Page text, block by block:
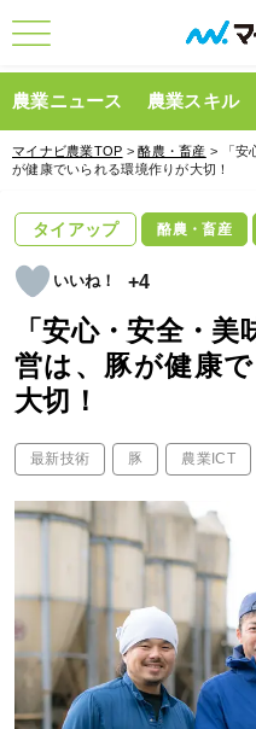
農業ニュース 農業スキル
マイナビ農業TOP >酪農・畜産 > 「安
が健康でいられる環境作りが大切！
タイアップ 酪農・畜産
+4
「安心・安全・
営は、豚が健康
大切！
最新技術 豚 農業ICT